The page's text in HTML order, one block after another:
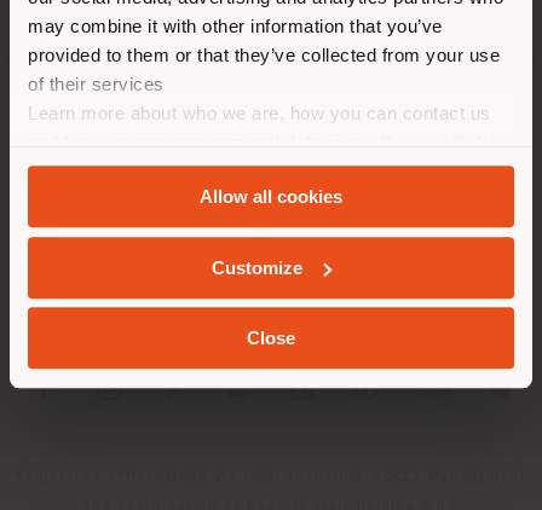
may combine it with other information that you’ve
provided to them or that they’ve collected from your use
of their services
Learn more about who we are, how you can contact us
andCookie Policy.
Allow all cookies
Customize
Close
zu orientieren, um Einkäufe
tätigen zu können. (us)
GEOLOKALISIERT
UNTERNEHMEN
PRODUKTLINIEN
INFO & DIENSTLEISTUNGEN